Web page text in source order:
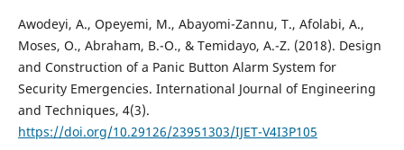
Awodeyi, A., Opeyemi, M., Abayomi-Zannu, T., Afolabi, A.,
Moses, O., Abraham, B.-O., & Temidayo, A.-Z. (2018). Design
and Construction of a Panic Button Alarm System for
Security Emergencies. International Journal of Engineering
and Techniques, 4(3).
https://doi.org/10.29126/23951303/IJET-V4I3P105